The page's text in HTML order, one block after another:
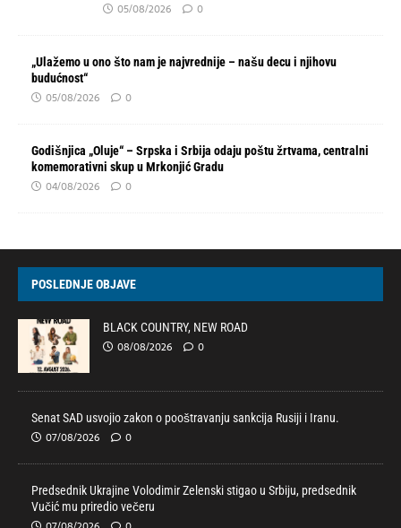
05/08/2026 0
„Ulažemo u ono što nam je najvrednije – našu decu i njihovu
budućnost“
05/08/2026 0
Godišnjica „Oluje“ – Srpska i Srbija odaju poštu žrtvama, centralni
komemorativni skup u Mrkonjić Gradu
04/08/2026 0
POSLEDNJE OBJAVE
BLACK COUNTRY, NEW ROAD
08/08/2026 0
Senat SAD usvojio zakon o pooštravanju sankcija Rusiji i Iranu.
07/08/2026 0
Predsednik Ukrajine Volodimir Zelenski stigao u Srbiju, predsednik
Vučić mu priredio večeru